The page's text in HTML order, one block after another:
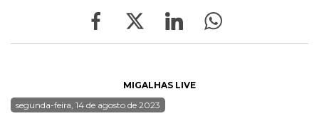
MIGALHAS LIVE
segunda-feira, 14 de agosto de 2023